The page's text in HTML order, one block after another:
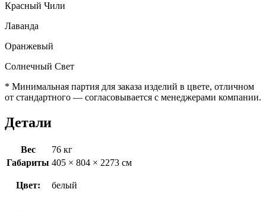
Красный Чили
Лаванда
Оранжевый
Солнечный Свет
* Минимальная партия для заказа изделий в цвете, отличном
от стандартного — согласовывается с менеджерами компании.
Детали
Вес
76 кг
Габариты 405 × 804 × 2273 см
Цвет: белый